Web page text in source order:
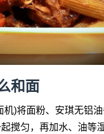
和面
)将面粉、安琪无铝油
搅匀，再加水、油等